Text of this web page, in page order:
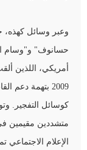
وعبر وسائل كهذه،
حسانوف" و"وسام
أمريكي، اللذين
2009 بتهمة
كوسائل التفجير.
متشددين مقيمين
الإعلام